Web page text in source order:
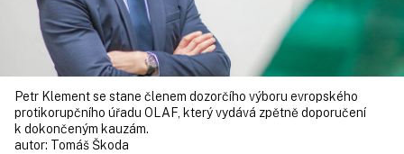
Petr Klement se stane členem dozorčího výboru evropského
protikorupčního úřadu OLAF, který vydává zpětně doporučení
k dokončeným kauzám.
autor: Tomáš Škoda